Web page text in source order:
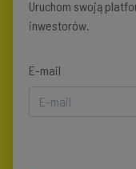
Uruchom swoją
inwestorów.
E-mail